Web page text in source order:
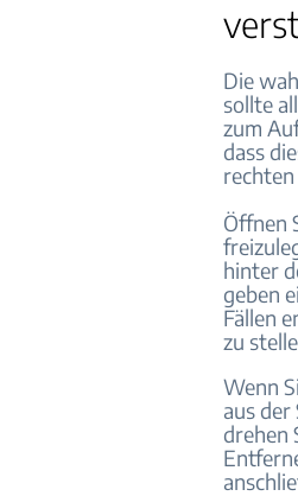
Die
sollte
zum
dass
Öffnen
hinter
geben
Fällen
zu
Wenn
aus der
drehen